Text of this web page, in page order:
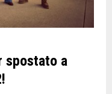
spostato a